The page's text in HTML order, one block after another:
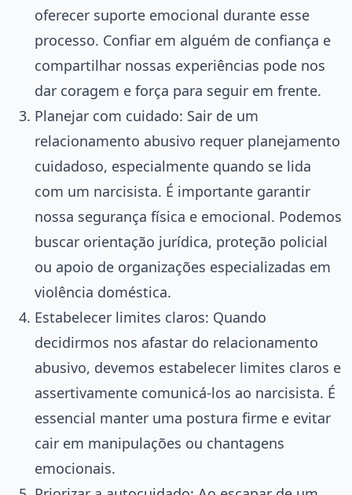
oferecer suporte emocional durante esse
processo. Confiar em alguém de confiança e
compartilhar nossas experiências pode nos
dar coragem e força para seguir em frente.
Planejar com cuidado: Sair de um
relacionamento abusivo requer planejamento
cuidadoso, especialmente quando se lida
com um narcisista. É importante garantir
nossa segurança física e emocional. Podemos
buscar orientação jurídica, proteção policial
ou apoio de organizações especializadas em
violência doméstica.
Estabelecer limites claros: Quando
decidirmos nos afastar do relacionamento
abusivo, devemos estabelecer limites claros e
assertivamente comunicá-los ao narcisista. É
essencial manter uma postura firme e evitar
cair em manipulações ou chantagens
emocionais.